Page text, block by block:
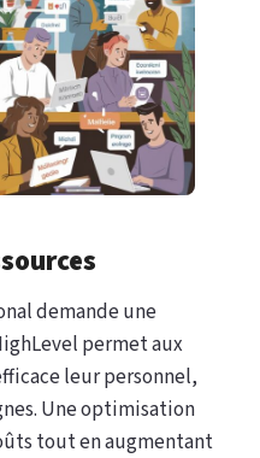
demande une
permet aux
leur personnel,
Une optimisation
tout en augmentant